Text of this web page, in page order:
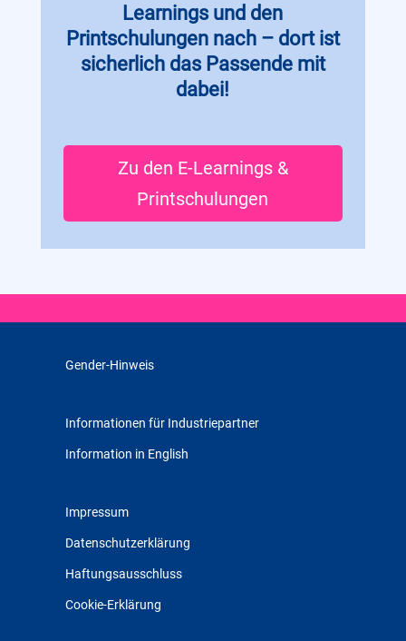
Learnings und den
Printschulungen nach – dort ist
sicherlich das Passende mit
dabei!
Zu den E-Learnings &
Printschulungen
Impressum
Datenschutzerklärung
Haftungsausschluss
Cookie-Erklärung
Informationen für Industriepartner
Information in English
Gender-Hinweis